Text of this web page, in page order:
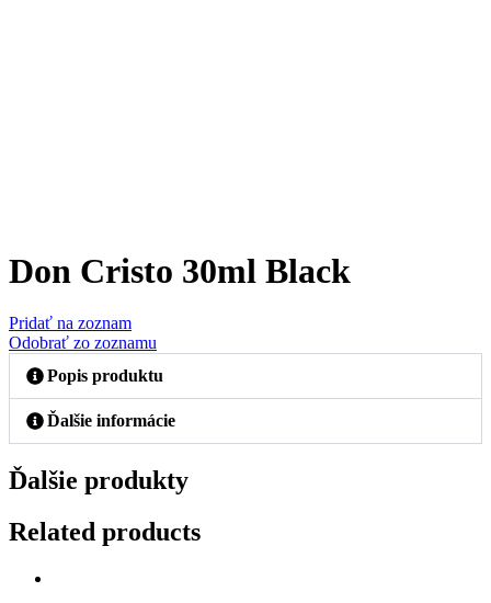
Don Cristo 30ml Black
Pridať na zoznam
Odobrať zo zoznamu
Popis produktu
Ďalšie informácie
Ďalšie produkty
Related products